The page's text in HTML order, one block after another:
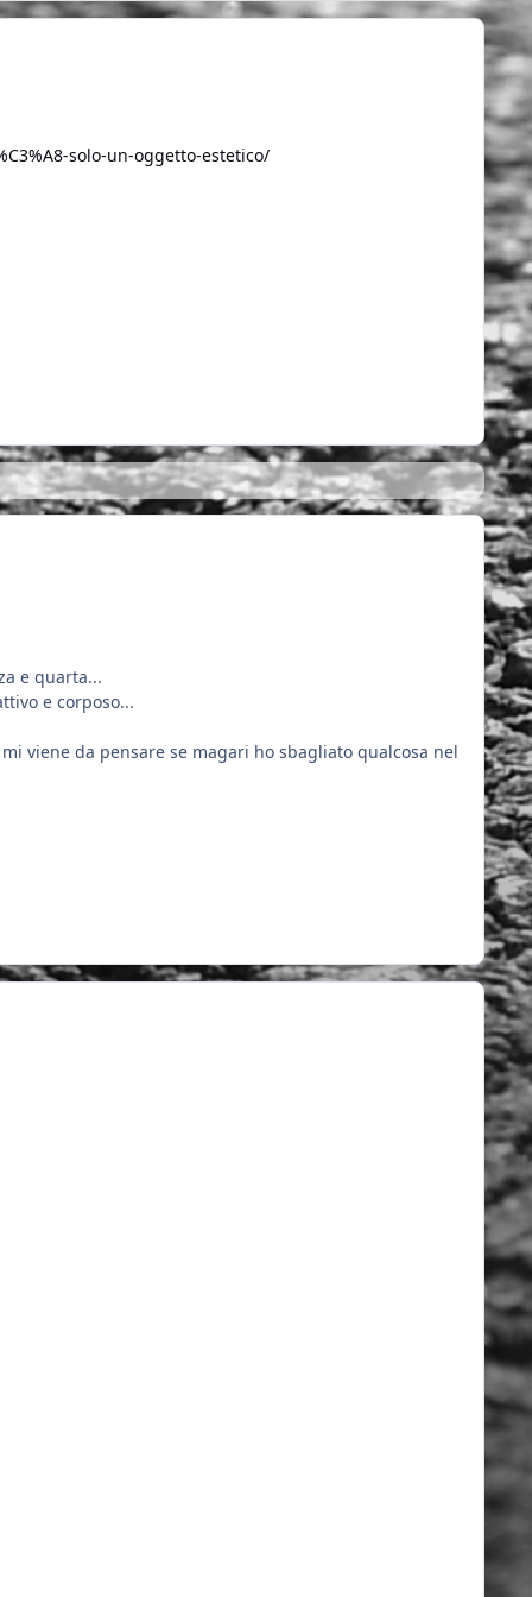
solo-un-oggetto-estetico/
e quarta...
e corposo...
viene da pensare se magari ho sbagliato qualcosa nel